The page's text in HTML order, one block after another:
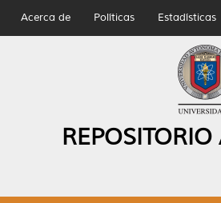
Acerca de Políticas Estadísticas